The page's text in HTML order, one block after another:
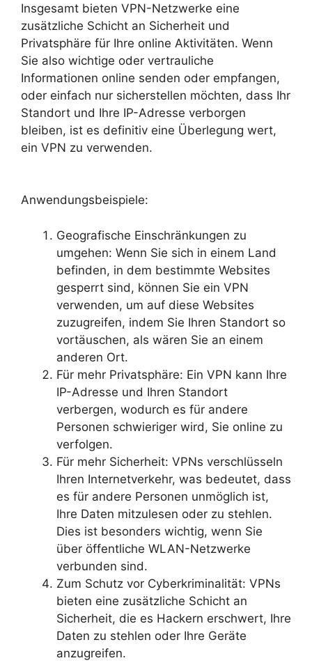
Insgesamt bieten VPN-Netzwerke eine
zusätzliche Schicht an Sicherheit und
Privatsphäre für Ihre online Aktivitäten. Wenn
Sie also wichtige oder vertrauliche
Informationen online senden oder empfangen,
oder einfach nur sicherstellen möchten, dass Ihr
Standort und Ihre IP-Adresse verborgen
bleiben, ist es definitiv eine Überlegung wert,
ein VPN zu verwenden.
Anwendungsbeispiele:
Geografische Einschränkungen zu
umgehen: Wenn Sie sich in einem Land
befinden, in dem bestimmte Websites
gesperrt sind, können Sie ein VPN
verwenden, um auf diese Websites
zuzugreifen, indem Sie Ihren Standort so
vortäuschen, als wären Sie an einem
anderen Ort.
Für mehr Privatsphäre: Ein VPN kann Ihre
IP-Adresse und Ihren Standort
verbergen, wodurch es für andere
Personen schwieriger wird, Sie online zu
verfolgen.
Für mehr Sicherheit: VPNs verschlüsseln
Ihren Internetverkehr, was bedeutet, dass
es für andere Personen unmöglich ist,
Ihre Daten mitzulesen oder zu stehlen.
Dies ist besonders wichtig, wenn Sie
über öffentliche WLAN-Netzwerke
verbunden sind.
Zum Schutz vor Cyberkriminalität: VPNs
bieten eine zusätzliche Schicht an
Sicherheit, die es Hackern erschwert, Ihre
Daten zu stehlen oder Ihre Geräte
anzugreifen.